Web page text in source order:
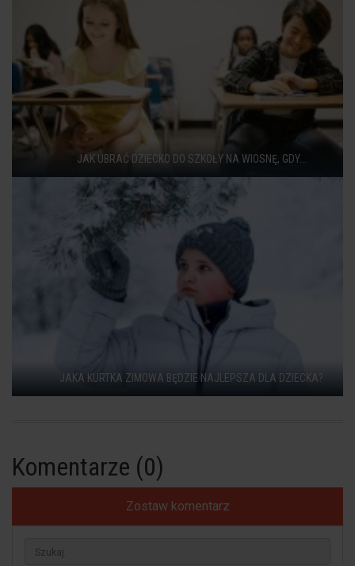
JAK UBRAĆ DZIECKO DO SZKOŁY NA WIOSNĘ, GDY...
JAKA KURTKA ZIMOWA BĘDZIE NAJLEPSZA DLA DZIECKA?
Komentarze (0)
Zostaw komentarz